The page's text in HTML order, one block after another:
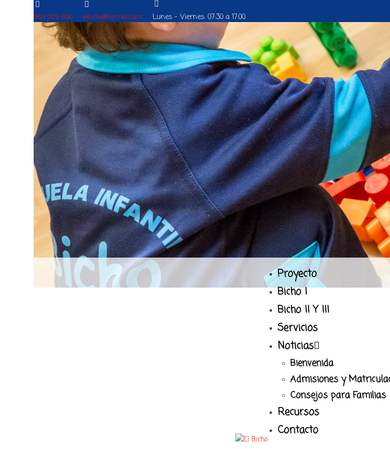
954 925 590 eibicho@hotmail.com Lunes - Viernes: 07:30 a 17:00
Proyecto
Bicho I
Bicho II Y III
Servicios
Noticias
Bienvenida
Admisiones y
Consejos para Familias
Recursos
Contacto